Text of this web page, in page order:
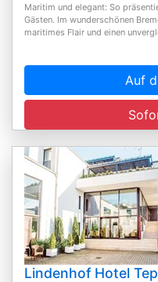
Maritim und elegant: So
Gästen. Im wunderschönen
maritimes Flair und einen
Auf
Lindenhof Hotel